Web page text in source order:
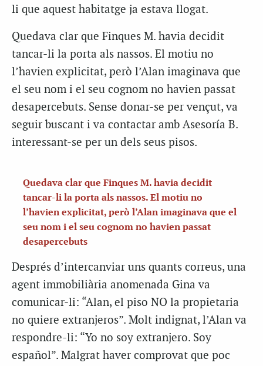
li que aquest habitatge ja estava llogat.
Quedava clar que Finques M. havia decidit
tancar-li la porta als nassos. El motiu no
l’havien explicitat, però l’Alan imaginava que
el seu nom i el seu cognom no havien passat
desapercebuts. Sense donar-se per vençut, va
seguir buscant i va contactar amb Asesoría B.
interessant-se per un dels seus pisos.
Quedava clar que Finques M. havia decidit
tancar-li la porta als nassos. El motiu no
l’havien explicitat, però l’Alan imaginava que el
seu nom i el seu cognom no havien passat
desapercebuts
Després d’intercanviar uns quants correus, una
agent immobiliària anomenada Gina va
comunicar-li: “Alan, el piso NO la propietaria
no quiere extranjeros”. Molt indignat, l’Alan va
respondre-li: “Yo no soy extranjero. Soy
español”. Malgrat haver comprovat que poc